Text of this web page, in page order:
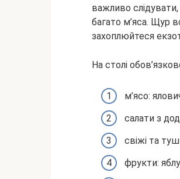
важливо
багато м’яса. Щур
захоплюйтеся
На столі
м’ясо:
салати з
свіжі та
фрукти: